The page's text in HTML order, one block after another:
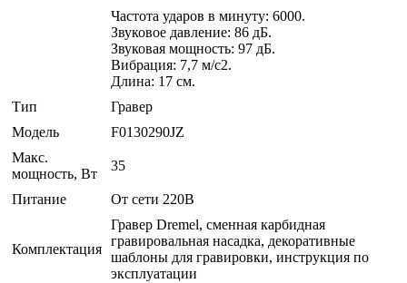
Частота ударов в минуту: 6000.
Звуковое давление: 86 дБ.
Звуковая мощность: 97 дБ.
Вибрация: 7,7 м/с2.
Длина: 17 см.
Тип
Гравер
Модель
F0130290JZ
Макс.
мощность, Вт
35
Питание От сети 220В
Комплектация
Гравер Dremel, сменная карбидная
гравировальная насадка, декоративные
шаблоны для гравировки, инструкция по
эксплуатации